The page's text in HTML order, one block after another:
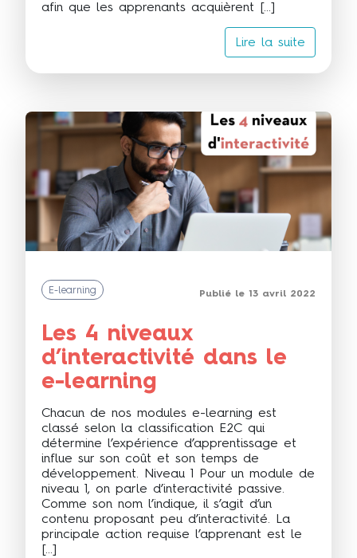
afin que les apprenants acquièrent […]
Lire la suite
E-learning Publié le 13 avril 2022
Les 4 niveaux
d’interactivité dans le
e-learning
Chacun de nos modules e-learning est
classé selon la classification E2C qui
détermine l’expérience d’apprentissage et
influe sur son coût et son temps de
développement. Niveau 1 Pour un module de
niveau 1, on parle d’interactivité passive.
Comme son nom l’indique, il s’agit d’un
contenu proposant peu d’interactivité. La
principale action requise l’apprenant est le
[…]